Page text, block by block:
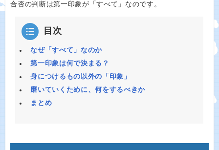
合否の判断は第一印象が「すべて」なのです。
目次
なぜ「すべて」なのか
第一印象は何で決まる？
身につけるもの以外の「印象」
磨いていくために、何をするべきか
まとめ